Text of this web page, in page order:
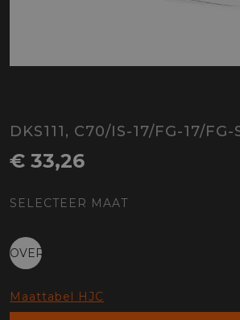
DKS111, C70/IS-17/FG-17/
€ 33,26
SELECTEER MAAT
OVERIG
Maattabel HJC